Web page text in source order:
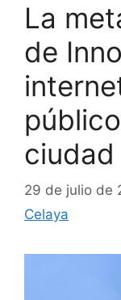
La
de
ciudad
29 de julio de
Celaya